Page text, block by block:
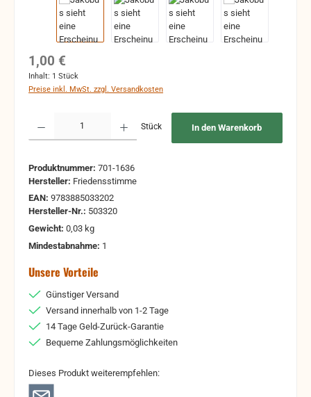
Regulärer Preis:
1,00 €
Inhalt: 1 Stück
Preise inkl. MwSt. zzgl. Versandkosten
Stück In den Warenkorb
Produktnummer: 701-1636
Hersteller: Friedensstimme
EAN: 9783885033202
Hersteller-Nr.: 503320
Gewicht: 0,03 kg
Mindestabnahme: 1
Unsere Vorteile
Günstiger Versand
Versand innerhalb von 1-2 Tage
14 Tage Geld-Zurück-Garantie
Bequeme Zahlungsmöglichkeiten
Dieses Produkt weiterempfehlen: